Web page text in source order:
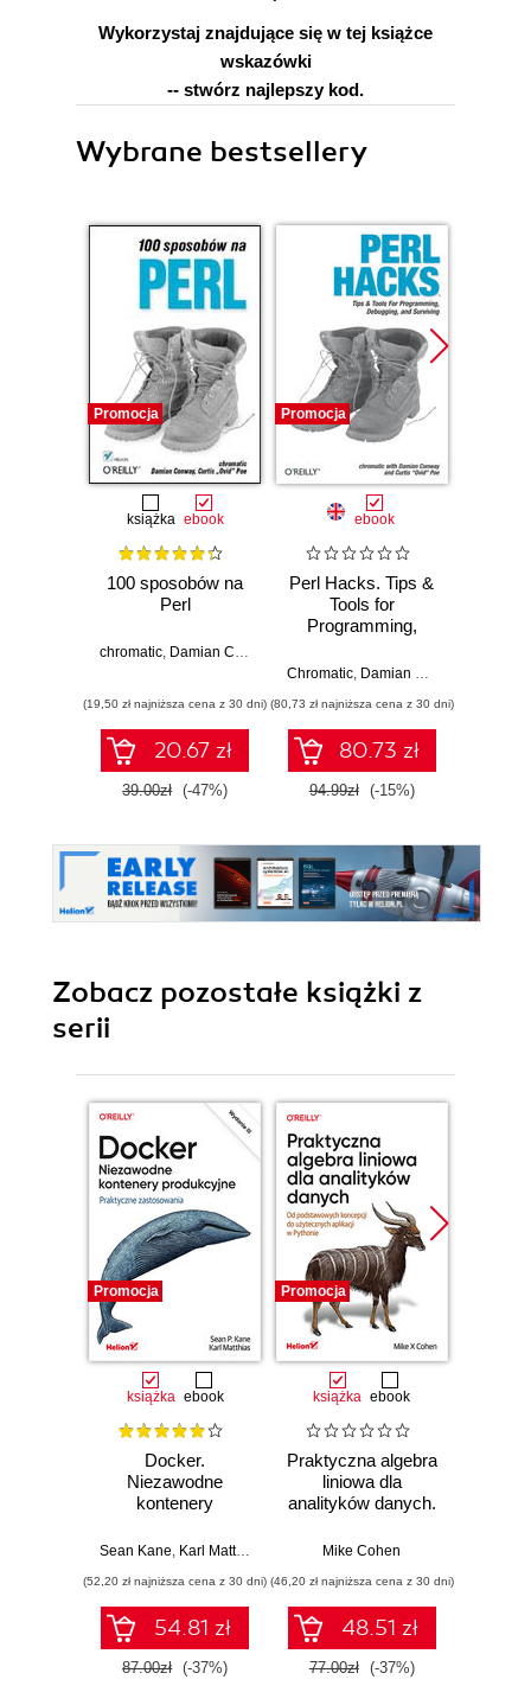
Wykorzystaj znajdujące się w tej książce
wskazówki
-- stwórz najlepszy kod.
Wybrane bestsellery
Promocja
książka ebook
100 sposobów na
Perl
chromatic Damian Conway
(19,50 zł najniższa cena z 30 dni)
20.67 zł
39.00zł (-47%)
Promocja
ebook
Perl Hacks. Tips &
Tools for
Programming,
Surviving
Chromatic, Damian Conway
(80,73 zł najniższa cena z 30 dni)
80.73 zł
94.99zł (-15%)
Zobacz pozostałe książki z
serii
Promocja
książka ebook
Docker.
Niezawodne
kontenery
Praktyczne
Wydanie III
Sean Kane Karl Matthias
(52,20 zł najniższa cena z 30 dni)
54.81 zł
87.00zł (-37%)
Promocja
książka ebook
Praktyczna algebra
liniowa dla
analityków danych.
koncepcji do
aplikacji w
Pythonie
Mike Cohen
(46,20 zł najniższa cena z 30 dni)
48.51 zł
77.00zł (-37%)